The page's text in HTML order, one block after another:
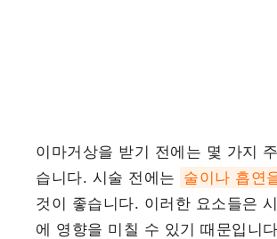
이마거상을 받기 전에는 몇 가지
습니다. 시술 전에는 술이나 흡연
것이 좋습니다. 이러한 요소들은
에 영향을 미칠 수 있기 때문입니